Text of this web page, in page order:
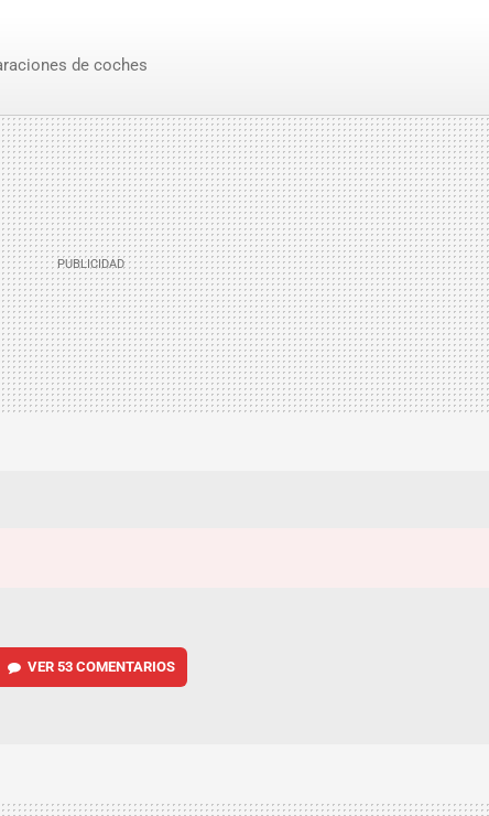
de coches
VER 53 COMENTARIOS